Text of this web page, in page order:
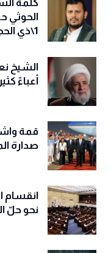
كلمة
الحوثي
1\ذي الحجة\1447
الشيخ
أعباءً
قمة
صدارة
انقسام
نحو حلّ